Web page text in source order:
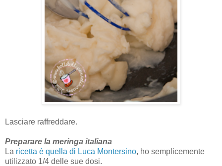
Lasciare raffreddare.
Preparare la meringa italiana
La ricetta è quella di Luca Montersino, ho semplicemente
utilizzato 1/4 delle sue dosi.